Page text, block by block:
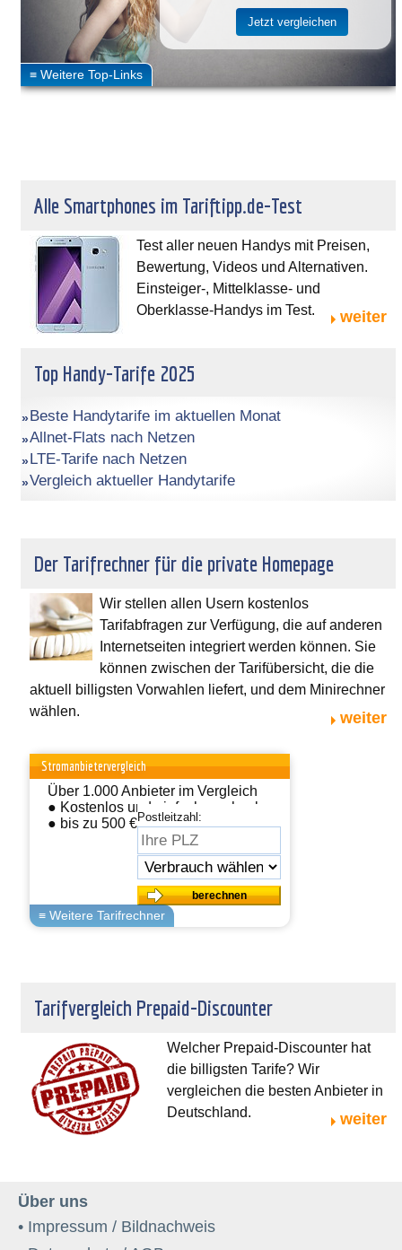
Alle Smartphones im Tariftipp.de-Test
Test aller neuen Handys mit Preisen,
Bewertung, Videos und Alternativen.
Einsteiger-, Mittelklasse- und
Oberklasse-Handys im Test.
weiter
Top Handy-Tarife 2025
Beste Handytarife im aktuellen Monat
Allnet-Flats nach Netzen
LTE-Tarife nach Netzen
Vergleich aktueller Handytarife
Der Tarifrechner für die private Homepage
Wir stellen allen Usern kostenlos
Tarifabfragen zur Verfügung, die auf anderen
Internetseiten integriert werden können. Sie
können zwischen der Tarifübersicht, die die
aktuell billigsten Vorwahlen liefert, und dem Minirechner
wählen.
weiter
Stromanbietervergleich
Über 1.000 Anbieter im Vergleich
● Kostenlos und einfach wechseln
● bis zu 500 € sparen
Postleitzahl:
Tarifvergleich Prepaid-Discounter
Welcher Prepaid-Discounter hat
die billigsten Tarife? Wir
vergleichen die besten Anbieter in
Deutschland.
weiter
Über uns
• Impressum / Bildnachweis